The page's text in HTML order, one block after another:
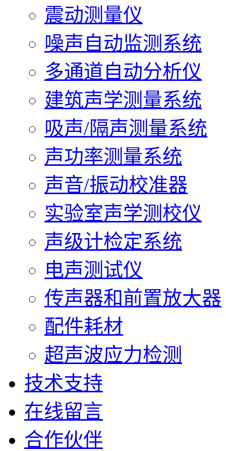
震动测量仪
噪声自动监测系统
多通道自动分析仪
建筑声学测量系统
吸声/隔声测量系统
声功率测量系统
声音/振动校准器
实验室声学测校仪
声级计检定系统
电声测试仪
传声器和前置放大器
配件耗材
超声波应力检测
技术支持
在线留言
合作伙伴